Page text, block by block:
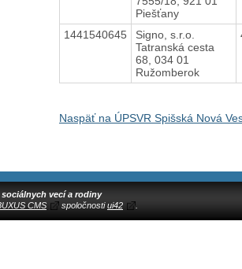
Piešťany
1441540645
Signo, s.r.o.
Tatranská cesta
68, 034 01
Ružomberok
Naspäť na ÚPSVR Spišská Nová
sociálnych vecí a rodiny
CMS spoločnostiui42